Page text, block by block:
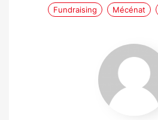
Fundraising Mécénat
Ouma
Sani